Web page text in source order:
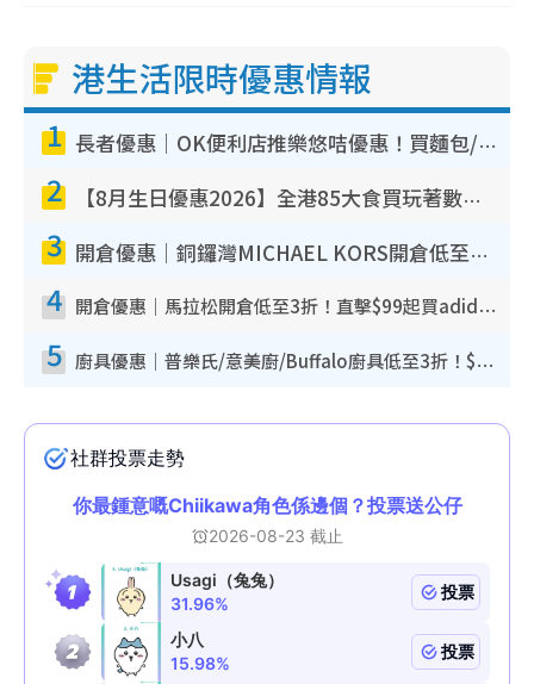
港生活限時優惠情報
1 長者優惠｜OK便利店推樂悠咭優惠！買麵包/牛奶/保健品拍卡即減
2 【8月生日優惠2026】全港85大食買玩著數攻略 自助餐/火鍋放題同行免費＋誠品/DONKI送現金券
3 開倉優惠｜銅鑼灣MICHAEL KORS開倉低至17折！直擊$500起買手袋/銀包/鞋款 必買經典Jet Set系列
4 開倉優惠｜馬拉松開倉低至3折！直擊$99起買adidas／New Balance／Puma鞋款 STANLEY保溫杯劈價至$119起
5 廚具優惠｜普樂氏/意美廚/Buffalo廚具低至3折！$89起買煎鍋／炒鑊／個人鍋 同場小家電激減至$99起